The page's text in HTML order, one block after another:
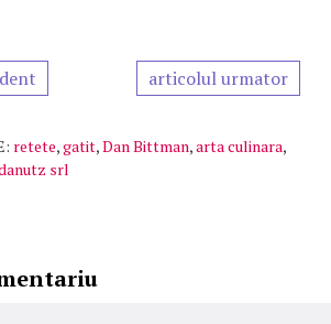
articolul urmator
retete,gatit,Dan Bittman,arta culinara,
srl